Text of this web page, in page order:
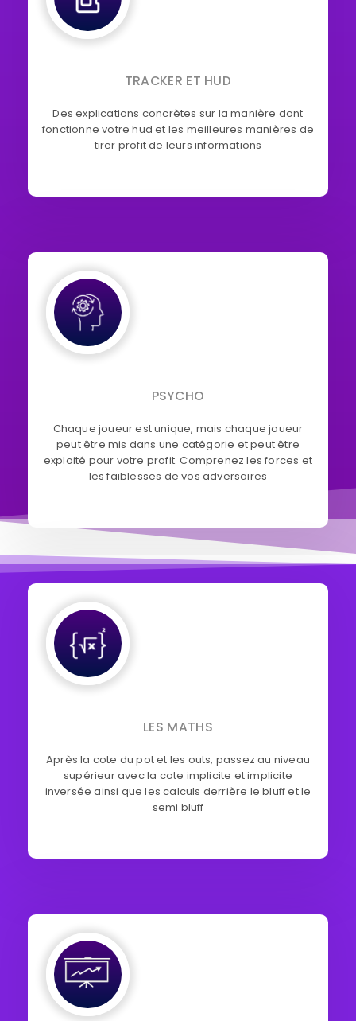
TRACKER ET HUD
Des explications concrètes sur la manière dont
fonctionne votre hud et les meilleures manières de
tirer profit de leurs informations
PSYCHO
Chaque joueur est unique, mais chaque joueur
peut être mis dans une catégorie et peut être
exploité pour votre profit. Comprenez les forces et
les faiblesses de vos adversaires
LES MATHS
Après la cote du pot et les outs, passez au niveau
supérieur avec la cote implicite et implicite
inversée ainsi que les calculs derrière le bluff et le
semi bluff